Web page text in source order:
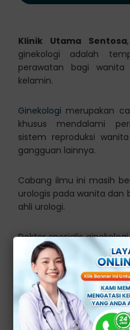
Klinik Utama Sentosa
ginekologi adalah
perawatan bagi
kelamin.
Ginekologi merupakan
khusus mendalami
sistem reproduksi
gangguan lainnya.
Cabang ilmu ini masih
urologis pada wanita dan
ahli urologi.
Dokter spesialis
obgyn dan menyandang
Dokter ini tak hanya
mengatasi gangguan
memeriksa kesehatan